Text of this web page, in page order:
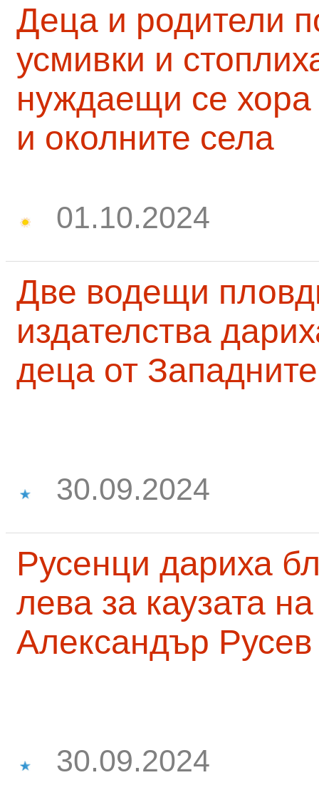
Деца и родители
усмивки и
нуждаещи се
и околните села
01.10.2024
Две водещи
издателства
деца от
30.09.2024
Русенци дариха
лева за каузата
Александър Русев
30.09.2024